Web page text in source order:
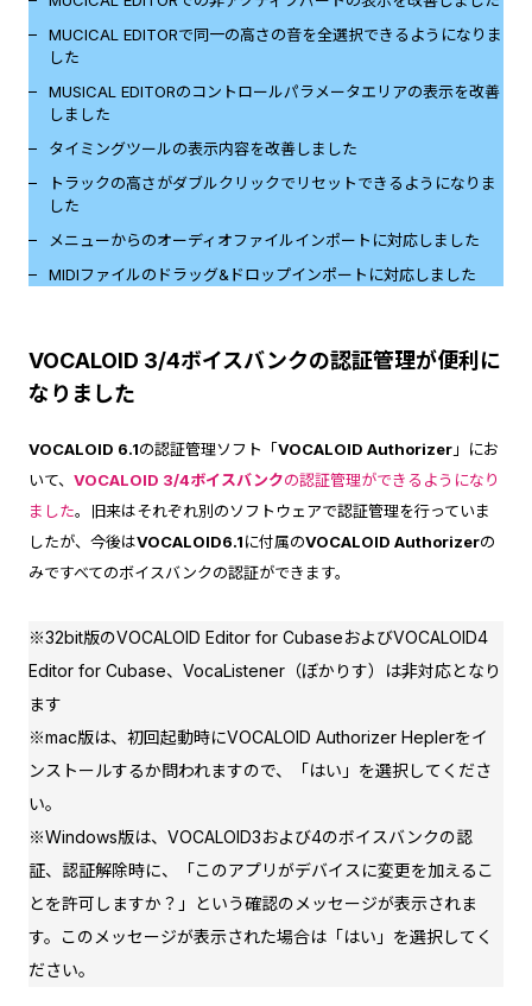
MUCICAL EDITORで同一の高さの音を全選択できるようになりま
した
MUSICAL EDITORのコントロールパラメータエリアの表示を改善
しました
タイミングツールの表示内容を改善しました
トラックの高さがダブルクリックでリセットできるようになりま
した
メニューからのオーディオファイルインポートに対応しました
MIDIファイルのドラッグ&ドロップインポートに対応しました
VOCALOID 3/4ボイスバンクの認証管理が便利に
なりました
VOCALOID 6.1の認証管理ソフト「VOCALOID Authorizer」にお
いて、 VOCALOID 3/4ボイスバンクの認証管理ができるようになり
ました。旧来はそれぞれ別のソフトウェアで認証管理を行っていま
したが、今後はVOCALOID6.1に付属のVOCALOID Authorizerの
みですべてのボイスバンクの認証ができます。
※32bit版のVOCALOID Editor for CubaseおよびVOCALOID4
Editor for Cubase、VocaListener（ぼかりす）は非対応となり
ます
※mac版は、初回起動時にVOCALOID Authorizer Heplerをイ
ンストールするか問われますので、「はい」を選択してくださ
い。
※Windows版は、VOCALOID3および4のボイスバンクの認
証、認証解除時に、「このアプリがデバイスに変更を加えるこ
とを許可しますか？」という確認のメッセージが表示されま
す。このメッセージが表示された場合は「はい」を選択してく
ださい。